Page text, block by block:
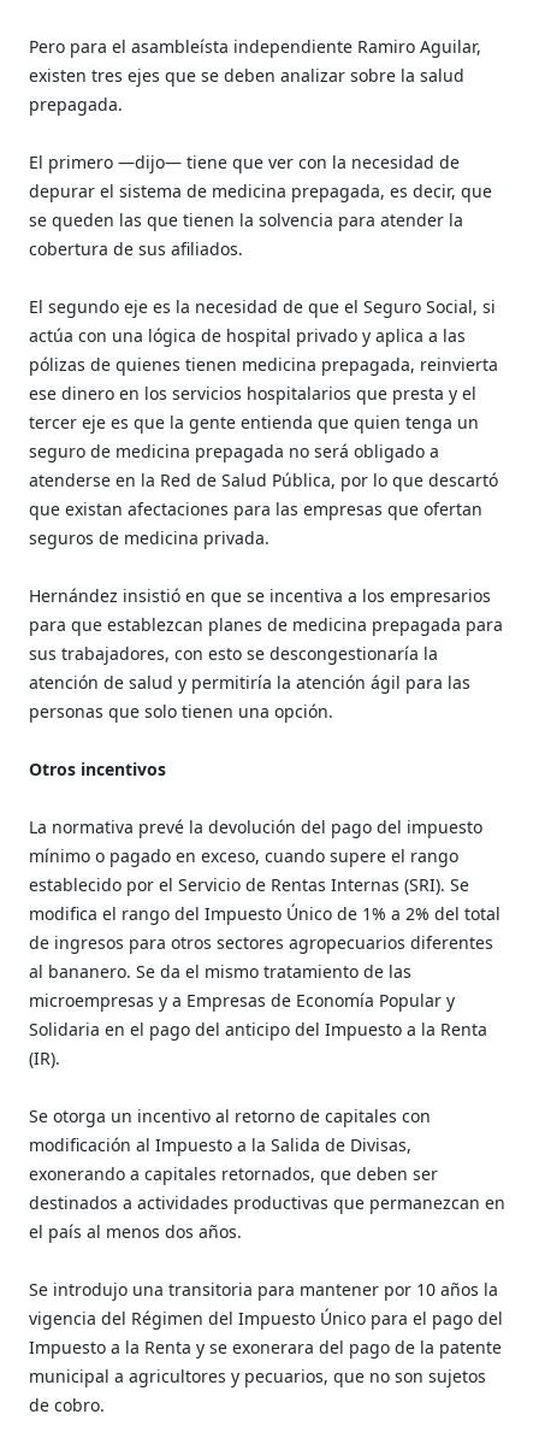
Pero para el asambleísta independiente Ramiro Aguilar,
existen tres ejes que se deben analizar sobre la salud
prepagada.
El primero —dijo— tiene que ver con la necesidad de
depurar el sistema de medicina prepagada, es decir, que
se queden las que tienen la solvencia para atender la
cobertura de sus afiliados.
El segundo eje es la necesidad de que el Seguro Social, si
actúa con una lógica de hospital privado y aplica a las
pólizas de quienes tienen medicina prepagada, reinvierta
ese dinero en los servicios hospitalarios que presta y el
tercer eje es que la gente entienda que quien tenga un
seguro de medicina prepagada no será obligado a
atenderse en la Red de Salud Pública, por lo que descartó
que existan afectaciones para las empresas que ofertan
seguros de medicina privada.
Hernández insistió en que se incentiva a los empresarios
para que establezcan planes de medicina prepagada para
sus trabajadores, con esto se descongestionaría la
atención de salud y permitiría la atención ágil para las
personas que solo tienen una opción.
Otros incentivos
La normativa prevé la devolución del pago del impuesto
mínimo o pagado en exceso, cuando supere el rango
establecido por el Servicio de Rentas Internas (SRI). Se
modifica el rango del Impuesto Único de 1% a 2% del total
de ingresos para otros sectores agropecuarios diferentes
al bananero. Se da el mismo tratamiento de las
microempresas y a Empresas de Economía Popular y
Solidaria en el pago del anticipo del Impuesto a la Renta
(IR).
Se otorga un incentivo al retorno de capitales con
modificación al Impuesto a la Salida de Divisas,
exonerando a capitales retornados, que deben ser
destinados a actividades productivas que permanezcan en
el país al menos dos años.
Se introdujo una transitoria para mantener por 10 años la
vigencia del Régimen del Impuesto Único para el pago del
Impuesto a la Renta y se exonerara del pago de la patente
municipal a agricultores y pecuarios, que no son sujetos
de cobro.